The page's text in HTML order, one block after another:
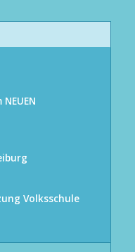
Volksschule